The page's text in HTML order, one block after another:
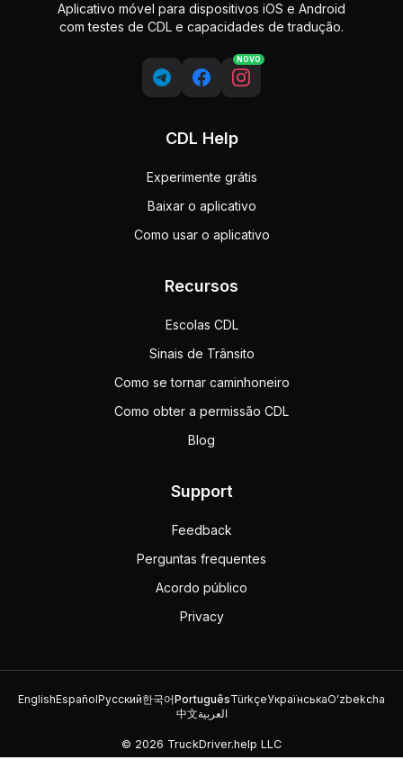
Aplicativo móvel para dispositivos iOS e Android
com testes de CDL e capacidades de tradução.
NOVO
CDL Help
Experimente grátis
Baixar o aplicativo
Como usar o aplicativo
Recursos
Escolas CDL
Sinais de Trânsito
Como se tornar caminhoneiro
Como obter a permissão CDL
Blog
Support
Feedback
Perguntas frequentes
Acordo público
Privacy
EnglishEspañolРусский한국어PortuguêsTürkçeУкраїнськаOʻzbekcha
中文العربية
© 2026 TruckDriver.help LLC